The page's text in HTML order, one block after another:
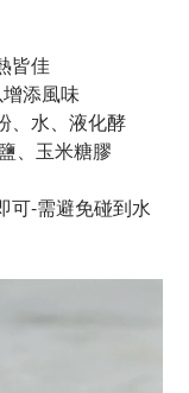
皆佳
添風味
、水、液化酵
鹽、 玉米糖膠
可-需避免碰到水